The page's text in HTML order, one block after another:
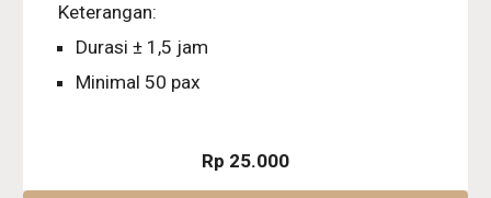
Keterangan:
Durasi ± 1,5 jam
Minimal 50 pax
Rp 25.000